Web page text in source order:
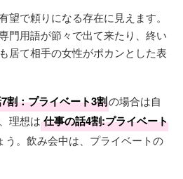
望で頼りになる存在に見えます。
門用語が節々で出て来たり、終い
居て相手の女性がポカンとした表
割：プライベート3割の場合は自
理想は 仕事の話4割:プライベート
う。飲み会中は、プライベートの